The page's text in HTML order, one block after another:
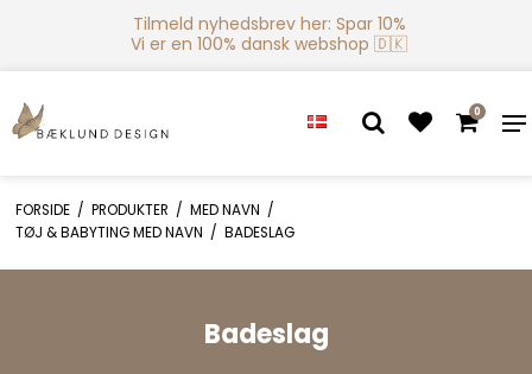
Tilmeld nyhedsbrev her: Spar 10%
Vi er en 100% dansk webshop 🇩🇰
0
FORSIDE / PRODUKTER / MED NAVN /
TØJ & BABYTING MED NAVN / BADESLAG
Badeslag